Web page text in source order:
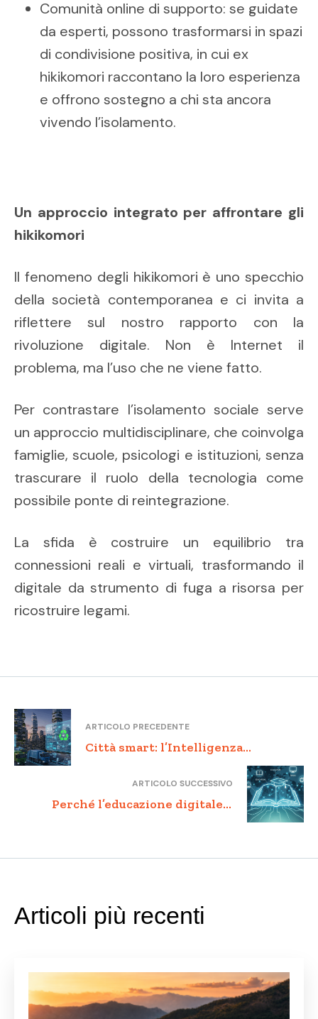
Comunità online di supporto: se guidate
da esperti, possono trasformarsi in spazi
di condivisione positiva, in cui ex
hikikomori raccontano la loro esperienza
e offrono sostegno a chi sta ancora
vivendo l’isolamento.
Un approccio integrato per affrontare gli
hikikomori
Il fenomeno degli hikikomori è uno specchio
della società contemporanea e ci invita a
riflettere sul nostro rapporto con la
rivoluzione digitale. Non è Internet il
problema, ma l’uso che ne viene fatto.
Per contrastare l’isolamento sociale serve
un approccio multidisciplinare, che coinvolga
famiglie, scuole, psicologi e istituzioni, senza
trascurare il ruolo della tecnologia come
possibile ponte di reintegrazione.
La sfida è costruire un equilibrio tra
connessioni reali e virtuali, trasformando il
digitale da strumento di fuga a risorsa per
ricostruire legami.
ARTICOLO PRECEDENTE
Città smart: l’Intelligenza
Artificiale nella gestione dei rifiuti
ARTICOLO SUCCESSIVO
Perché l’educazione digitale è
Articoli più recenti